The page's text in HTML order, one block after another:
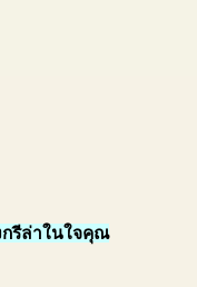
รีล่าในใจคุณ